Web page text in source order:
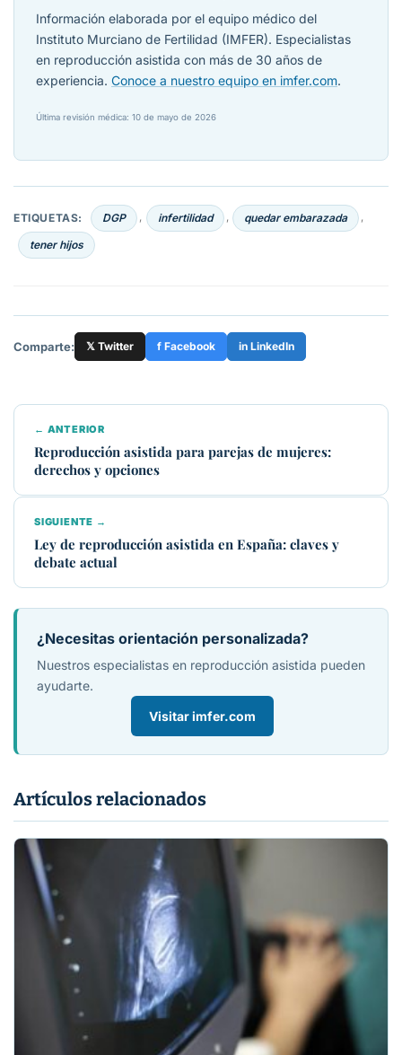
Información elaborada por el equipo médico del
Instituto Murciano de Fertilidad (IMFER). Especialistas
en reproducción asistida con más de 30 años de
experiencia. Conoce a nuestro equipo en imfer.com.
Última revisión médica: 10 de mayo de 2026
ETIQUETAS: DGP , infertilidad , quedar embarazada ,
tener hijos
Comparte: 𝕏 Twitter f Facebook in LinkedIn
← ANTERIOR
Reproducción asistida para parejas de mujeres:
derechos y opciones
SIGUIENTE →
Ley de reproducción asistida en España: claves y
debate actual
¿Necesitas orientación personalizada?
Nuestros especialistas en reproducción asistida pueden
ayudarte.
Visitar imfer.com
Artículos relacionados